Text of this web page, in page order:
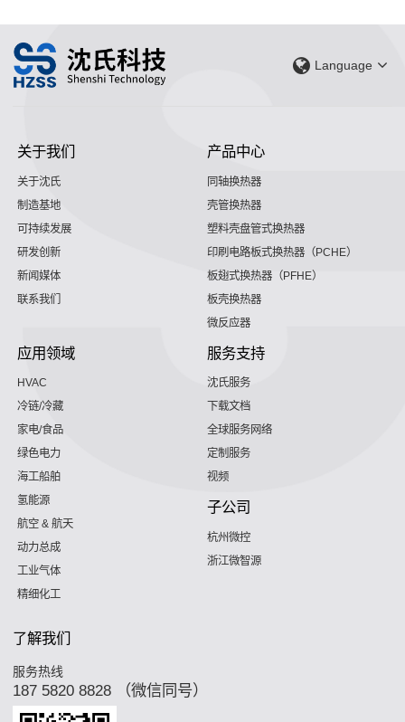
Language
关于我们
关于沈氏
制造基地
可持续发展
研发创新
新闻媒体
联系我们
产品中心
同轴换热器
壳管换热器
塑料壳盘管式换热器
印刷电路板式换热器（PCHE）
板翅式换热器（PFHE）
板壳换热器
微反应器
应用领域
HVAC
冷链/冷藏
家电/食品
绿色电力
海工船舶
氢能源
航空 & 航天
动力总成
工业气体
精细化工
服务支持
沈氏服务
下载文档
全球服务网络
定制服务
视频
子公司
杭州微控
浙江微智源
了解我们
服务热线
187 5820 8828 （微信同号）